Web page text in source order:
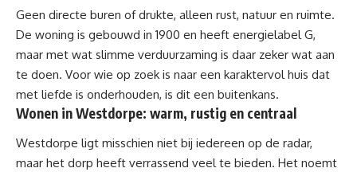
Geen directe buren of drukte, alleen rust, natuur en ruimte.
De woning is gebouwd in 1900 en heeft energielabel G,
maar met wat slimme verduurzaming is daar zeker wat aan
te doen. Voor wie op zoek is naar een karaktervol huis dat
met liefde is onderhouden, is dit een buitenkans.
Wonen in Westdorpe: warm, rustig en centraal
Westdorpe ligt misschien niet bij iedereen op de radar,
maar het dorp heeft verrassend veel te bieden. Het noemt